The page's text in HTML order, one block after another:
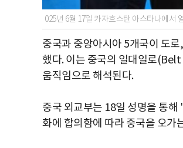
025년 6월 17일 카자흐스탄 아스타나에서
중국과 중앙아시아 5개국이 도
했다. 이는 중국의 일대일로
움직임으로 해석된다.
중국 외교부는 18일 성명을 통
화에 합의함에 따라 중국을 오가